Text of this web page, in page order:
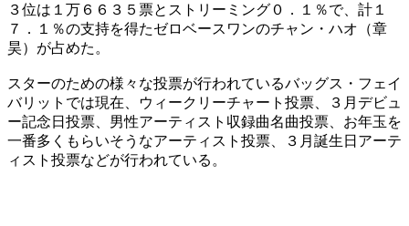
​３位は１万６６３５票とストリーミング０．１％で、計１
７．１％の支持を得たゼロベースワンのチャン・ハオ（章
昊）が占めた。
​スターのための様々な投票が行われているバッグス・フェイ
バリットでは現在、ウィークリーチャート投票、３月デビュ
ー記念日投票、男性アーティスト収録曲名曲投票、お年玉を
一番多くもらいそうなアーティスト投票、３月誕生日アーテ
ィスト投票などが行われている。